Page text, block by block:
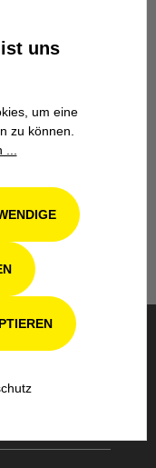
/ Köln
bei
Kauf mit
uns
um eine
zu können.